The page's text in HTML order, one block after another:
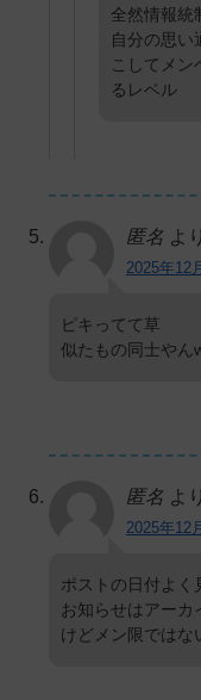
全然情報統
自分の思い
こしてメン
るレベル
匿名 よ
2025年12
ピキってて草
似たもの同士やん
匿名 よ
2025年12
ポストの日付よく
お知らせはアーカ
けどメン限ではな